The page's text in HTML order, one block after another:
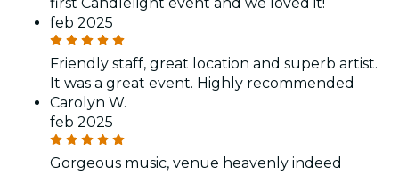
feb 2025
Friendly staff, great location and superb artist.
It was a great event. Highly recommended
Carolyn W.
feb 2025
Gorgeous music, venue heavenly indeed